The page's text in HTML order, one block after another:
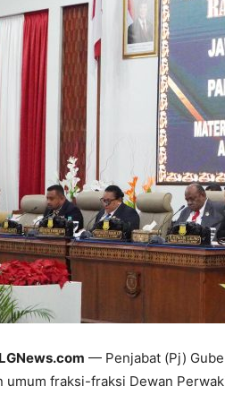
LGNews.com — Penjabat (Pj)
umum fraksi-fraksi Dewan